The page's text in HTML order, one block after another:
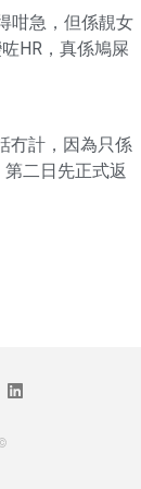
咁急，但係靚女
HR，真係鳩屎
冇計，因為只係
二日先正式返